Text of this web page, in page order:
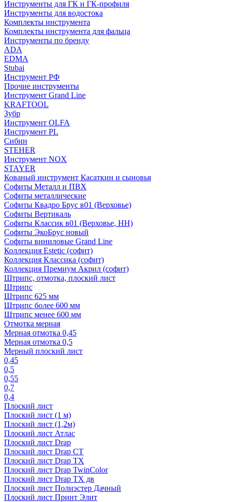
Инструменты для ГК и ГК-профиля
Инструменты для водостока
Комплекты инструмента
Комплекты инструмента для фальца
Инструменты по бренду
ADA
EDMA
Stubai
Инструмент РФ
Прочие инструменты
Инструмент Grand Line
KRAFTOOL
Зубр
Инструмент OLFA
Инструмент PL
Сибин
STEHER
Инструмент NOX
STAYER
Кованый инструмент Касаткин и сыновья
Софиты Металл и ПВХ
Софиты металлические
Софиты Квадро Брус в01 (Верховье)
Софиты Вертикаль
Софиты Классик в01 (Верховье, НН)
Софиты ЭкоБрус новый
Софиты виниловые Grand Line
Коллекция Estetic (софит)
Коллекция Классика (софит)
Коллекция Премиум Акрил (софит)
Штрипс, отмотка, плоский лист
Штрипс
Штрипс 625 мм
Штрипс более 600 мм
Штрипс менее 600 мм
Отмотка мерная
Мерная отмотка 0,45
Мерная отмотка 0,5
Мерный плоский лист
0,45
0,5
0,55
0,7
0,4
Плоский лист
Плоский лист (1 м)
Плоский лист (1,2м)
Плоский лист Атлас
Плоский лист Drap
Плоский лист Drap СТ
Плоский лист Drap TX
Плоский лист Drap TwinColor
Плоский лист Drap ТХ дв
Плоский лист Полиэстер Дачный
Плоский лист Принт Элит